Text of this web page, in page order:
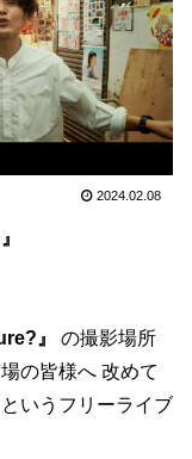
2024.02.08
』
の撮影場所
の皆様へ 改めて
いうフリーライブ